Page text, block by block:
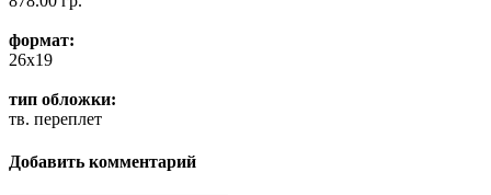
формат:
26x19
тип обложки:
тв. переплет
Добавить комментарий